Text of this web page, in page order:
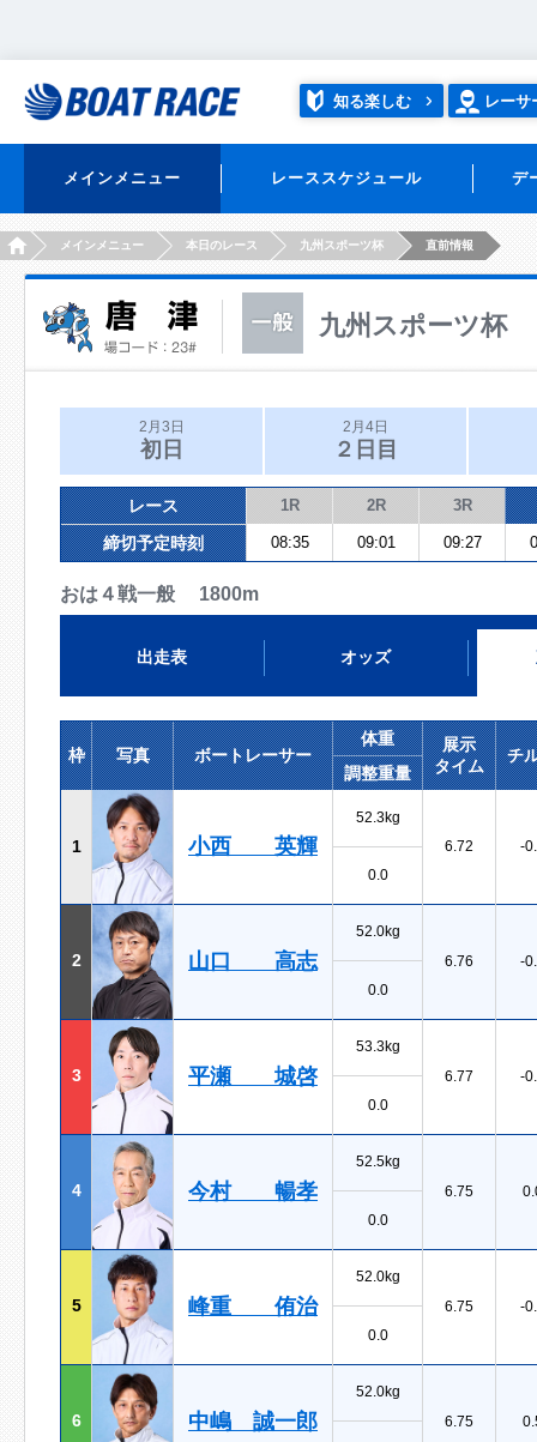
知る楽しむ レーサ
メインメニュー レーススケジュール デ
HOMEメインメニュー 本日のレース 九州スポーツ杯 直前情報
九州スポーツ杯
2月3日
初日
2月4日
２日目
レース 1R 2R 3R
締切予定時刻 08:35 09:01 09:27
おは４戦一般 1800m
出走表 オッズ
枠 写真 ボートレーサー
体重
展示
タイム
チ
調整重量
1 小西 英輝
52.3kg
6.72
-
0.0
2 山口 高志
52.0kg
6.76
-
0.0
3 平瀬 城啓
53.3kg
6.77
-
0.0
4 今村 暢孝
52.5kg
6.75
0.0
5 峰重 侑治
52.0kg
6.75
-
0.0
6 中嶋 誠一郎
52.0kg
6.75